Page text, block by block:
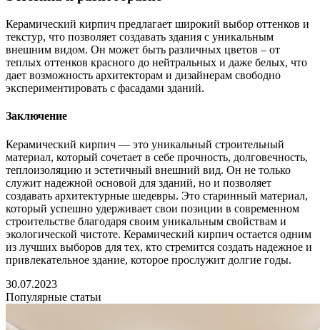
Керамический кирпич предлагает широкий выбор оттенков и
текстур, что позволяет создавать здания с уникальным
внешним видом. Он может быть различных цветов – от
теплых оттенков красного до нейтральных и даже белых, что
дает возможность архитекторам и дизайнерам свободно
экспериментировать с фасадами зданий.
Заключение
Керамический кирпич — это уникальный строительный
материал, который сочетает в себе прочность, долговечность,
теплоизоляцию и эстетичный внешний вид. Он не только
служит надежной основой для зданий, но и позволяет
создавать архитектурные шедевры. Это старинный материал,
который успешно удерживает свои позиции в современном
строительстве благодаря своим уникальным свойствам и
экологической чистоте. Керамический кирпич остается одним
из лучших выборов для тех, кто стремится создать надежное и
привлекательное здание, которое прослужит долгие годы.
30.07.2023
Популярные статьи